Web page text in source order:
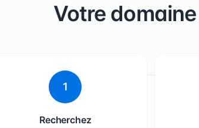
Votre
1
Recherchez